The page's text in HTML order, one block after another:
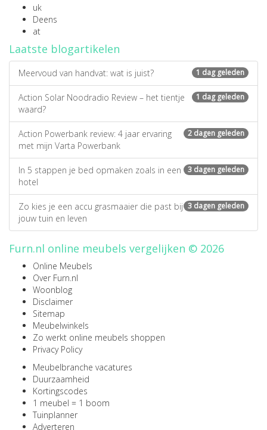
uk
Deens
at
Laatste blogartikelen
1 dag geleden
Meervoud van handvat: wat is juist?
1 dag geleden
Action Solar Noodradio Review – het tientje
waard?
2 dagen geleden
Action Powerbank review: 4 jaar ervaring
met mijn Varta Powerbank
3 dagen geleden
In 5 stappen je bed opmaken zoals in een
hotel
3 dagen geleden
Zo kies je een accu grasmaaier die past bij
jouw tuin en leven
Furn.nl online meubels vergelijken © 2026
Online Meubels
Over Furn.nl
Woonblog
Disclaimer
Sitemap
Meubelwinkels
Zo werkt online meubels shoppen
Privacy Policy
Meubelbranche vacatures
Duurzaamheid
Kortingscodes
1 meubel = 1 boom
Tuinplanner
Adverteren